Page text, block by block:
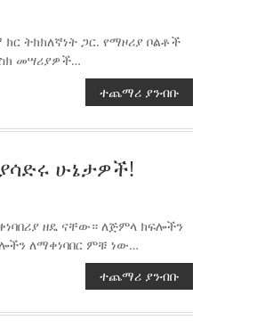
ትክክለኛነት ጋር. የማዞሪያ ቦልቶች
መሣሪያዎች…
ተጨማሪ ያንብቡ
ሁኔታዎች!
ዘዴ ናቸው። ለጅምላ ክፍሎችን
ለማቀነባበር ምቹ ነው…
ተጨማሪ ያንብቡ